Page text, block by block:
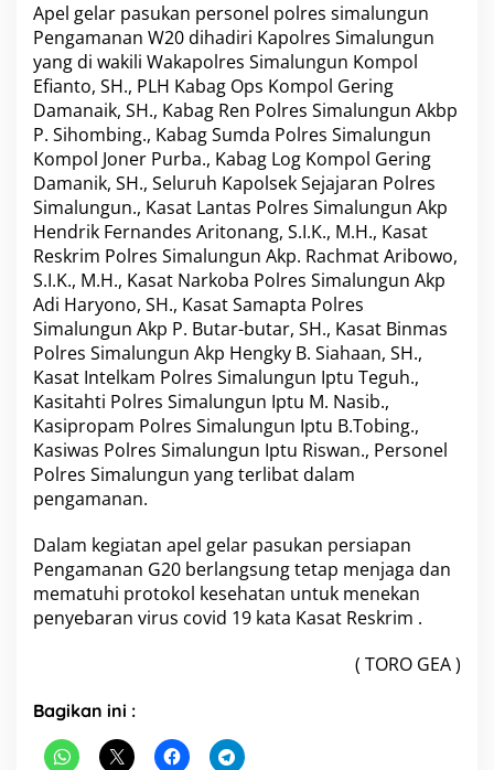
a
P
e
r
i
a
p
a
n
P
e
n
g
a
m
a
n
a
n
W
2
0
d
i
l
a
y
a
Apel gelar pasukan personel polres simalungun
Pengamanan W20 dihadiri Kapolres Simalungun
yang di wakili Wakapolres Simalungun Kompol
Efianto, SH., PLH Kabag Ops Kompol Gering
Damanaik, SH., Kabag Ren Polres Simalungun Akbp
P. Sihombing., Kabag Sumda Polres Simalungun
Kompol Joner Purba., Kabag Log Kompol Gering
Damanik, SH., Seluruh Kapolsek Sejajaran Polres
Simalungun., Kasat Lantas Polres Simalungun Akp
Hendrik Fernandes Aritonang, S.I.K., M.H., Kasat
Reskrim Polres Simalungun Akp. Rachmat Aribowo,
S.I.K., M.H., Kasat Narkoba Polres Simalungun Akp
Adi Haryono, SH., Kasat Samapta Polres
Simalungun Akp P. Butar-butar, SH., Kasat Binmas
Polres Simalungun Akp Hengky B. Siahaan, SH.,
Kasat Intelkam Polres Simalungun Iptu Teguh.,
Kasitahti Polres Simalungun Iptu M. Nasib.,
Kasipropam Polres Simalungun Iptu B.Tobing.,
Kasiwas Polres Simalungun Iptu Riswan., Personel
Polres Simalungun yang terlibat dalam
pengamanan.
Dalam kegiatan apel gelar pasukan persiapan
Pengamanan G20 berlangsung tetap menjaga dan
mematuhi protokol kesehatan untuk menekan
penyebaran virus covid 19 kata Kasat Reskrim .
( TORO GEA )
Bagikan ini :